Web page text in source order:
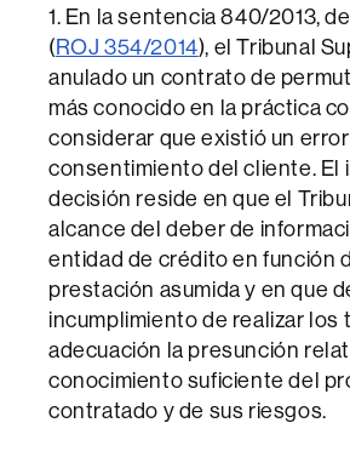
1. En la sentencia 840/2013,
(ROJ 354/2014), el Tribunal
anulado un contrato de
más conocido en la práctica
considerar que existió un
consentimiento del cliente. El
decisión reside en que el
alcance del deber de
entidad de crédito en función
prestación asumida y en que
incumplimiento de realizar los
adecuación la presunción
conocimiento suficiente del
contratado y de sus riesgos.